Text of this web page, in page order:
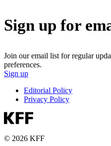
Sign up for
Join our email list for regular
preferences.
Sign up
Editorial Policy
Privacy Policy
© 2026 KFF